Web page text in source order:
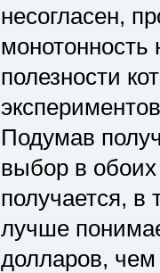
несогласен,
монотонность
полезности
Подумав
выбор в
получается, в
лучше
долларов,